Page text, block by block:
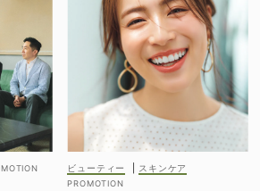
ビューティー スキンケア